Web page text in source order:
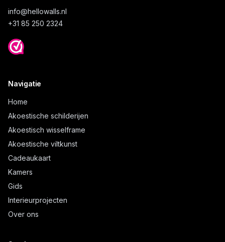
info@hellowalls.nl
+31 85 250 2324
Navigatie
Home
Akoestische schilderijen
Akoestisch wisselframe
Akoestische viltkunst
Cadeaukaart
Kamers
Gids
Interieurprojecten
Over ons